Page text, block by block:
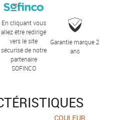
En cliquant vous
allez être redirigé
vers le site
sécurisé de notre
partenaire
SOFINCO
Garantie marque 2
ans
COULEUR